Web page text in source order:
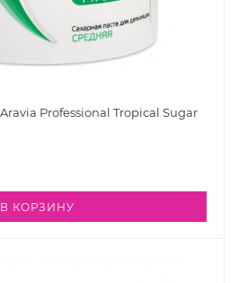
Professional Tropical Sugar
В КОРЗИНУ